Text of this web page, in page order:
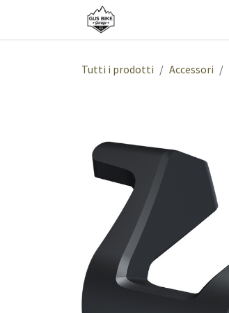
Tutti i prodotti Accessori